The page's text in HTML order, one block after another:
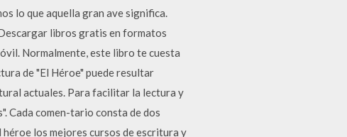
lo que aquella gran ave significa.
libros gratis en formatos
Normalmente, este libro te cuesta
de "El Héroe" puede resultar
actuales. Para facilitar la lectura y
Cada comen-tario consta de dos
los mejores cursos de escritura y